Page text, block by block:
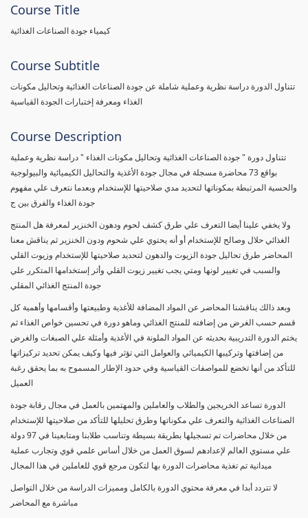
Course Title
كيمياء جودة الصناعات الغذائية
Course Subtitle
تتناول الدورة دراسة نظرية وعملية شاملة عن جودة الصناعات الغذائية وتحاليل مكونات
الغذاء ومعرفة إختبارات الجودة القياسية
Course Description
تتناول دورة " جودة الصناعات الغذائية وتحاليل مكونات الغذاء " دراسة نظرية وعملية
بواقع 73 محاضرة مسجلة في مجال جودة الأغذية والتحاليل الكيميائية والبيولوجية
والحسية المرتبطة بمكوناتها لتحديد مدي صلاحيتها للإستخدام وبعدما نتعرف علي مفهوم
جودة الغذاء والفرق بين ج
ولا يخفي علينا أيضا التعرف علي طرق كشف لحوم ودهون الخنزير لمعرفة هل المنتج
الغذائي حلال وصالح للإستخدام أو أنه يحتوي علي شحوم ودون الخنزير ثم يناقش معنا
المحاضر طرق تحاليل جودة الزيوت والدهون لتحديد صلاحيتها للإستخدام وزيوت القلي
والسبب في تغيير لونها ومتي يجب تغيير زيوت القلي وأثر إستخدامها المتكرر علي
جودة المنتج الغذائي المقلي
وبعد ذالك يناقشنا المحاضر عن المواد المضافة للأغذية وطبيعتها وأقسامها وأهمية كل
قسم حسب الغرض من إضافته للمنتج الغذائي وماهو دورة في تحسين خواص الغذاء ثم
يختم الدورة التدريبية بحديثه عن المواد الملونة في الأغذية وأمثلة علي الصبغات والغرض
من إضافتها وتركيبها الكيميائي والعوامل التي تؤثر فيها وكيف يمكن تحديد تركيزاتها
للتأكد من أنها تخضع للمواصفات القياسية وفي حدود الإطار المسموح به بما يحقق رغبة
العميل
الدورة تساعد الخريجين والطلاب والعاملين والمهتمين بالعمل في مجال رقابة جودة
الصناعات الغذائية والتعرف علي مكوناتها وطرق تحليلها للتأكد من صلاحيتها للإستخدام
من خلال محاضرات تم تسجيلها بطريقة بسيطة وتناسب طلابنا ومتابعينا في 97 دولة
علي مستوي العالم لإعدادهم لسوق العمل من خلال أساس علمي قوي وتجارب عملية
ميدانية تم تغذية محاضرات الدورة بها لتكون مرجع قوي للعاملين في هذا المجال
لا تتردد أبدا في معرفة محتوي الدورة بالكامل ومميزات الدراسة من خلال التواصل
مباشرة مع المحاضر